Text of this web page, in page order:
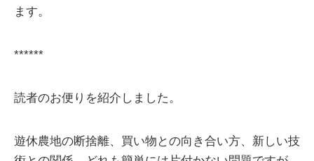
ます。
******
読者のお便りを紹介しました。
遊休農地の断捨離、買い物との向き合い方、新しい技